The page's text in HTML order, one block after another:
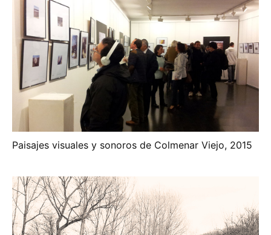
Paisajes visuales y sonoros de Colmenar Viejo, 2015